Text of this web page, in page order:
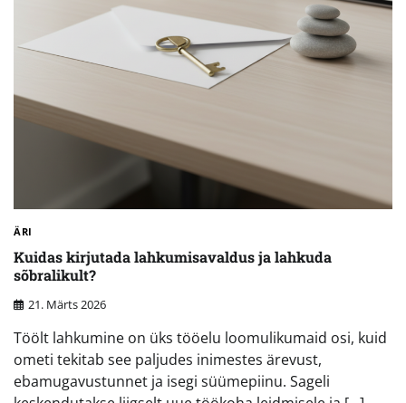
ÄRI
Kuidas kirjutada lahkumisavaldus ja lahkuda
sõbralikult?
21. Märts 2026
Töölt lahkumine on üks tööelu loomulikumaid osi, kuid
ometi tekitab see paljudes inimestes ärevust,
ebamugavustunnet ja isegi süümepiinu. Sageli